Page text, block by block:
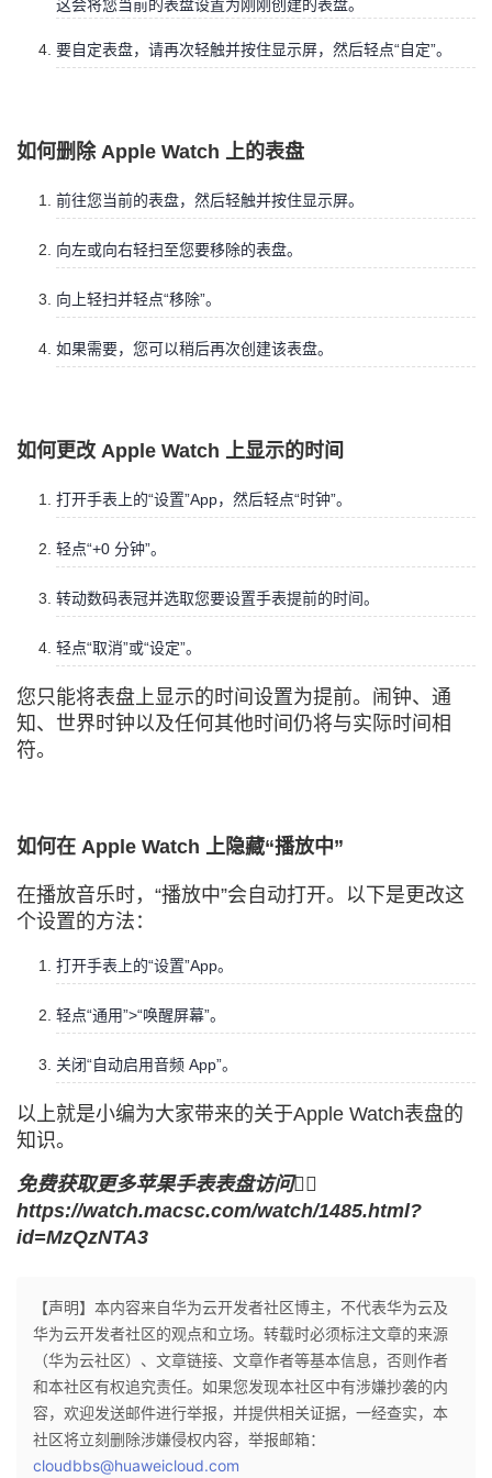
这会将您当前的表盘设置为刚刚创建的表盘。
要自定表盘，请再次轻触并按住显示屏，然后轻点“自定”。
如何删除 Apple Watch 上的表盘
前往您当前的表盘，然后轻触并按住显示屏。
向左或向右轻扫至您要移除的表盘。
向上轻扫并轻点“移除”。
如果需要，您可以稍后再次创建该表盘。
如何更改 Apple Watch 上显示的时间
打开手表上的“设置”App，然后轻点“时钟”。
轻点“+0 分钟”。
转动数码表冠并选取您要设置手表提前的时间。
轻点“取消”或“设定”。
您只能将表盘上显示的时间设置为提前。闹钟、通
知、世界时钟以及任何其他时间仍将与实际时间相
符。
如何在 Apple Watch 上隐藏“播放中”
在播放音乐时，“播放中”会自动打开。以下是更改这
个设置的方法：
打开手表上的“设置”App。
轻点“通用”>“唤醒屏幕”。
关闭“自动启用音频 App”。
以上就是小编为大家带来的关于Apple Watch表盘的
知识。
免费获取更多苹果手表表盘访问👉🏻
https://watch.macsc.com/watch/1485.html?
id=MzQzNTA3
【声明】本内容来自华为云开发者社区博主，不代表华为云及
华为云开发者社区的观点和立场。转载时必须标注文章的来源
（华为云社区）、文章链接、文章作者等基本信息，否则作者
和本社区有权追究责任。如果您发现本社区中有涉嫌抄袭的内
容，欢迎发送邮件进行举报，并提供相关证据，一经查实，本
社区将立刻删除涉嫌侵权内容，举报邮箱：
cloudbbs@huaweicloud.com